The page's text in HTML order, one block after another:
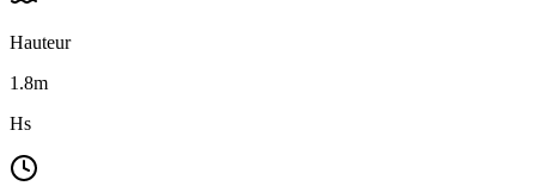
Hauteur
1.8m
Hs